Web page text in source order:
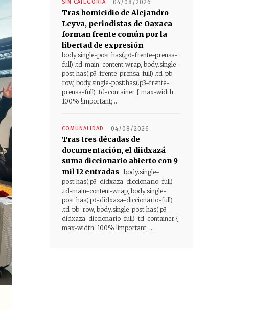
SIN CATEGORÍA 04/08/2026
Tras homicidio de Alejandro
Leyva, periodistas de Oaxaca
forman frente común por la
libertad de expresión
body.single-post:has(.p3-frente-prensa-
full) .td-main-content-wrap, body.single-
post:has(.p3-frente-prensa-full) .td-pb-
row, body.single-post:has(.p3-frente-
prensa-full) .td-container { max-width:
100% !important; ...
COMUNALIDAD 04/08/2026
Tras tres décadas de
documentación, el diidxazá
suma diccionario abierto con 9
mil 12 entradas body.single-
post:has(.p3-didxaza-diccionario-full)
.td-main-content-wrap, body.single-
post:has(.p3-didxaza-diccionario-full)
.td-pb-row, body.single-post:has(.p3-
didxaza-diccionario-full) .td-container {
max-width: 100% !important; ...